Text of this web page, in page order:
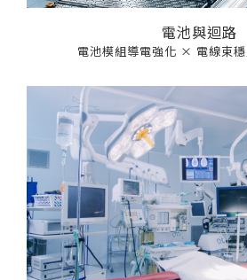
電池與迴路
電池模組導電強化 × 電線束